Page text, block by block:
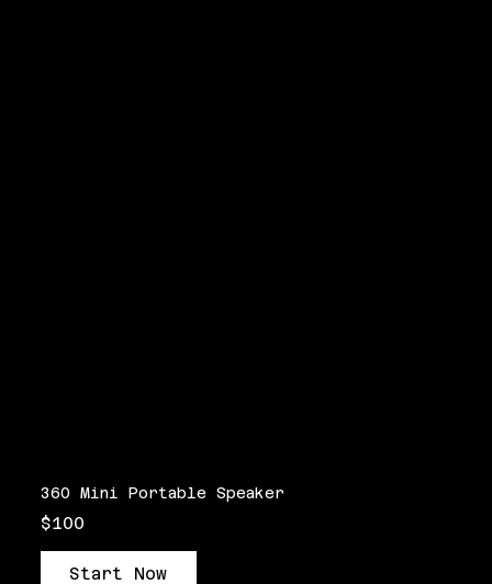
360 Mini Portable Speaker
$100
Start Now